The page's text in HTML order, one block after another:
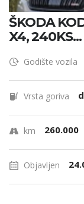
ŠKODA
X4, 240KS...
Godište vozila
Vrsta goriva
km 260.000
Objavljen